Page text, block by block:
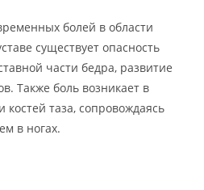
болей в области
существует опасность
части бедра, развитие
Также боль возникает в
костей таза, сопровождаясь
в ногах.